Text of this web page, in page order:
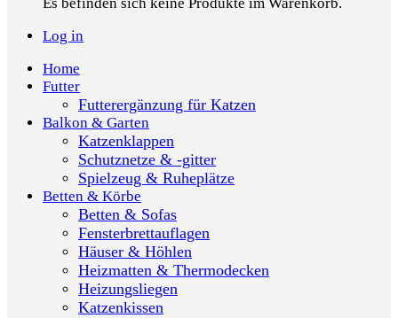
Es befinden sich keine Produkte im Warenkorb.
Log in
Home
Futter
Futterergänzung für Katzen
Balkon & Garten
Katzenklappen
Schutznetze & -gitter
Spielzeug & Ruheplätze
Betten & Körbe
Betten & Sofas
Fensterbrettauflagen
Häuser & Höhlen
Heizmatten & Thermodecken
Heizungsliegen
Katzenkissen